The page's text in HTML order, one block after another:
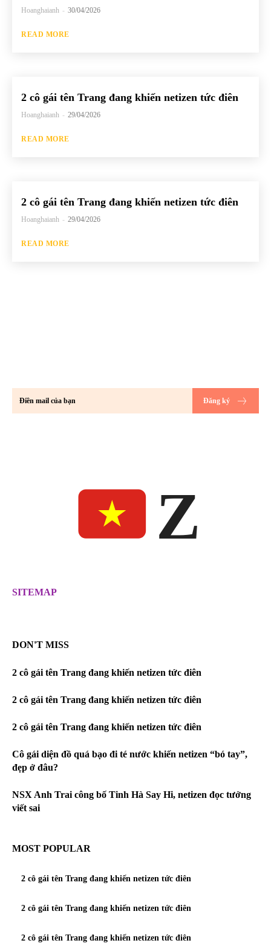
Hoanghaianh - 30/04/2026
READ MORE
2 cô gái tên Trang đang khiến netizen tức điên
Hoanghaianh - 29/04/2026
READ MORE
2 cô gái tên Trang đang khiến netizen tức điên
Hoanghaianh - 29/04/2026
READ MORE
Đăng ký
Z
SITEMAP
DON'T MISS
2 cô gái tên Trang đang khiến netizen tức điên
2 cô gái tên Trang đang khiến netizen tức điên
2 cô gái tên Trang đang khiến netizen tức điên
Cô gái diện đồ quá bạo đi té nước khiến netizen “bó tay”,
đẹp ở đâu?
NSX Anh Trai công bố Tinh Hà Say Hi, netizen đọc tưởng
viết sai
MOST POPULAR
2 cô gái tên Trang đang khiến netizen tức điên
2 cô gái tên Trang đang khiến netizen tức điên
2 cô gái tên Trang đang khiến netizen tức điên